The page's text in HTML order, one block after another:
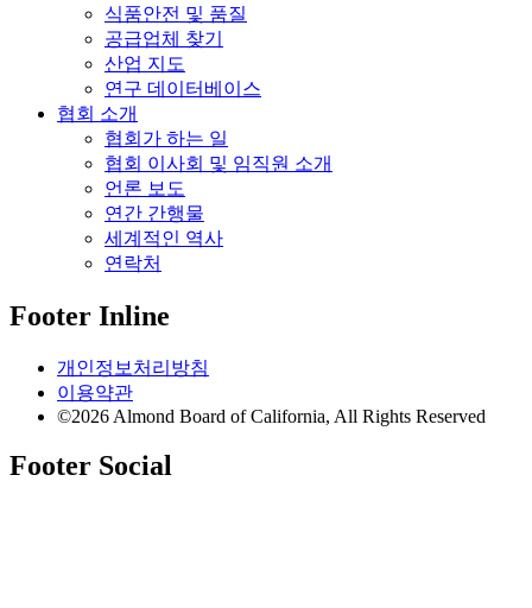
식품안전 및 품질
공급업체 찾기
산업 지도
연구 데이터베이스
협회 소개
협회가 하는 일
협회 이사회 및 임직원 소개
언론 보도
연간 간행물
세계적인 역사
연락처
Footer Inline
개인정보처리방침
이용약관
©2026 Almond Board of California, All Rights Reserved
Footer Social